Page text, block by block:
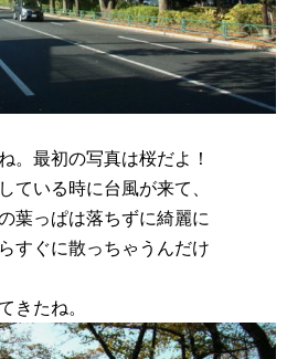
。最初の写真は桜だよ！
ている時に台風が来て、
葉っぱは落ちずに綺麗に
すぐに散っちゃうんだけ
きたね。